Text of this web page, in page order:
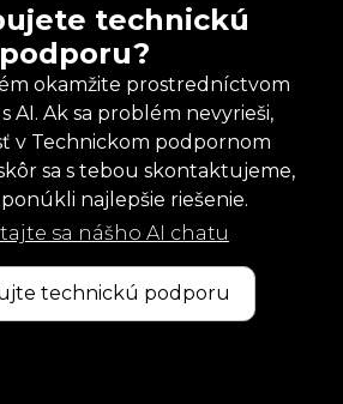
technickú
podporu?
okamžite prostredníctvom
AI. Ak sa problém nevyrieši,
v Technickom podpornom
sa s tebou skontaktujeme,
najlepšie riešenie.
sa nášho AI chatu
technickú podporu